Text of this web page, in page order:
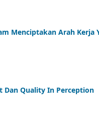
Menciptakan Arah Kerja
Dan Quality In Perception